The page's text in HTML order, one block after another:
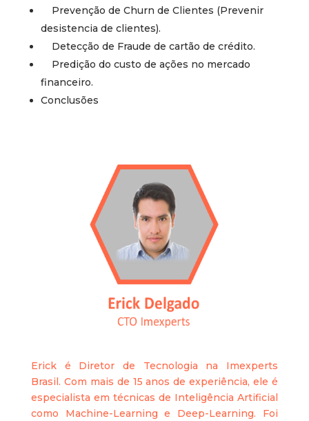
Prevenção de Churn de Clientes (Prevenir
desistencia de clientes).
Detecção de Fraude de cartão de crédito.
Predição do custo de ações no mercado
financeiro.
Conclusões
Erick é Diretor de Tecnologia na Imexperts
Brasil. Com mais de 15 anos de experiência, ele é
especialista em técnicas de Inteligência Artificial
como Machine-Learning e Deep-Learning. Foi